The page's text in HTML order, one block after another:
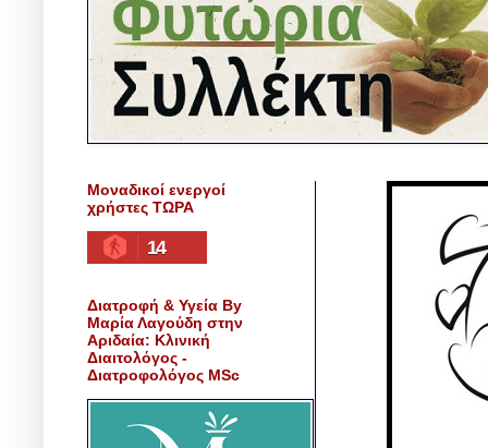
Μοναδικοί ενεργοί
χρήστες ΤΩΡΑ
14
Διατροφή & Υγεία By
Μαρία Λαγούδη στην
Αριδαία: Κλινική
Διαιτολόγος -
Διατροφολόγος MSc